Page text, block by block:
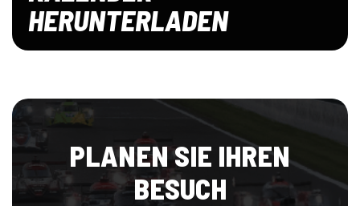
HERUNTERLADEN
PLANEN SIE IHREN
BESUCH